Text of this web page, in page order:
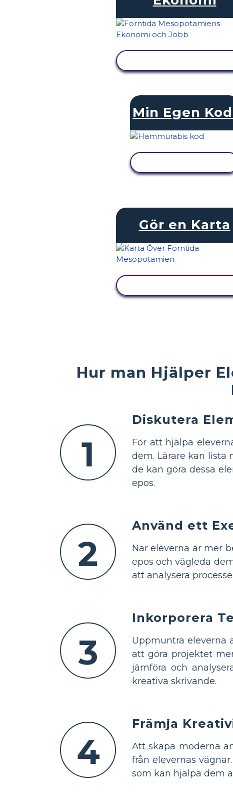
Hur man Hjälper
1
Diskutera
För att hjälpa
dem. Lärare kan lista
de kan göra dessa
epos.
2
Använd ett
När eleverna är mer
epos och vägleda
att analysera
3
Inkorporera
Uppmuntra eleverna
att göra projektet
jämföra och
kreativa skrivande.
4
Främja
Att skapa moderna
från elevernas
som kan hjälpa dem
Min Egen
Gör en Karta